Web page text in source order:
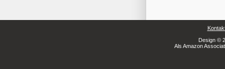
Design ©
Als Amazon